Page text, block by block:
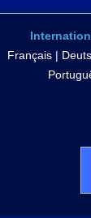
Français|